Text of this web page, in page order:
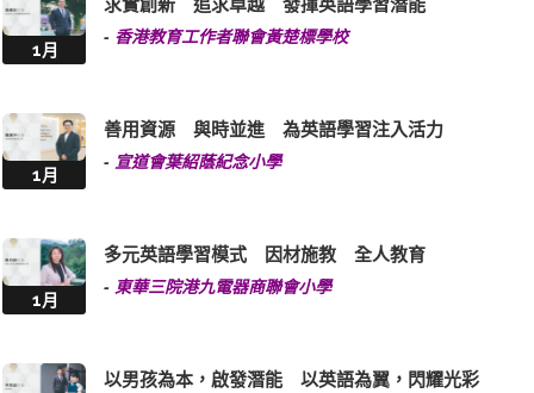
1月
- 香港教育工作者聯會黃楚標學校
1月
善用資源 與時並進 為英語學習注入活力
- 宣道會葉紹蔭紀念小學
1月
多元英語學習模式 因材施教 全人教育
- 東華三院港九電器商聯會小學
以男孩為本，啟發潛能 以英語為翼，閃耀光彩